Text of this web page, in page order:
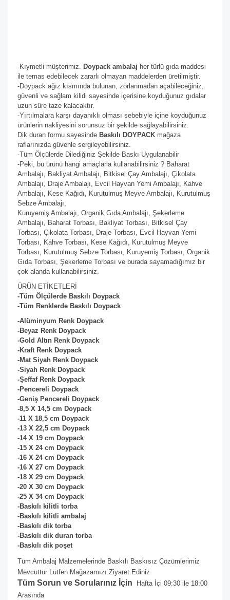
-Kıymetli müşterimiz. Doypack ambalaj her türlü gıda maddesi
ile temas edebilecek zararlı olmayan maddelerden üretilmiştir.
-Doypack ağız kısmında bulunan, zorlanmadan açabileceğiniz,
güvenli ve sağlam kilidi sayesinde içerisine koyduğunuz gıdalar
uzun süre taze kalacaktır.
-Yırtılmalara karşı dayanıklı olması sebebiyle içine koyduğunuz
ürünlerin nakliyesini sorunsuz bir şekilde sağlayabilirsiniz.
Dik duran formu sayesinde Baskılı DOYPACK mağaza
raflarınızda güvenle sergileyebilirsiniz.
-Tüm Ölçülerde Dilediğiniz Şekilde Baskı Uygulanabilir
-Peki, bu ürünü hangi amaçlarla kullanabilirsiniz ? Baharat
Ambalajı, Bakliyat Ambalajı, Bitkisel Çay Ambalajı, Çikolata
Ambalajı, Draje Ambalajı, Evcil Hayvan Yemi Ambalajı, Kahve
Ambalajı, Kese Kağıdı, Kurutulmuş Meyve Ambalajı, Kurutulmuş
Sebze Ambalajı,
Kuruyemiş Ambalajı, Organik Gıda Ambalajı, Şekerleme
Ambalajı, Baharat Torbası, Bakliyat Torbası, Bitkisel Çay
Torbası, Çikolata Torbası, Draje Torbası, Evcil Hayvan Yemi
Torbası, Kahve Torbası, Kese Kağıdı, Kurutulmuş Meyve
Torbası, Kurutulmuş Sebze Torbası, Kuruyemiş Torbası, Organik
Gıda Torbası, Şekerleme Torbası ve burada sayamadığımız bir
çok alanda kullanabilirsiniz.
ÜRÜN ETİKETLERİ
-Tüm Ölçülerde Baskılı Doypack
-Tüm Renklerde Baskılı Doypack
-Alüminyum Renk Doypack
-Beyaz Renk Doypack
-Gold Altın Renk Doypack
-Kraft Renk Doypack
-Mat Siyah Renk Doypack
-Siyah Renk Doypack
-Şeffaf Renk Doypack
-Pencereli Doypack
-Geniş Pencereli Doypack
-8,5 X 14,5 cm Doypack
-11 X 18,5 cm Doypack
-13 X 22,5 cm Doypack
-14 X 19 cm Doypack
-15 X 24 cm Doypack
-16 X 24 cm Doypack
-16 X 27 cm Doypack
-18 X 29 cm Doypack
-20 X 30 cm Doypack
-25 X 34 cm Doypack
-Baskılı kilitli torba
-Baskılı kilitli ambalaj
-Baskılı dik torba
-Baskılı dik duran torba
-Baskılı dik poşet
Tüm Ambalaj Malzemelerinde Baskılı Baskısız Çözümlerimiz
Mevcuttur Lütfen Mağazamızı Ziyaret Ediniz
Tüm Sorun ve Sorularınız İçin Hafta İçi 09:30 ile 18:00
Arasında